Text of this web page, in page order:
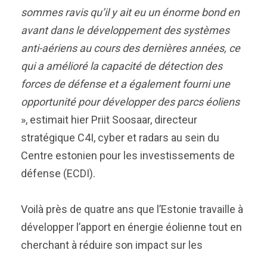
sommes ravis qu’il y ait eu un énorme bond en
avant dans le développement des systèmes
anti-aériens au cours des dernières années, ce
qui a amélioré la capacité de détection des
forces de défense et a également fourni une
opportunité pour développer des parcs éoliens
», estimait hier Priit Soosaar, directeur
stratégique C4I, cyber et radars au sein du
Centre estonien pour les investissements de
défense (ECDI).
Voilà près de quatre ans que l’Estonie travaille à
développer l’apport en énergie éolienne tout en
cherchant à réduire son impact sur les